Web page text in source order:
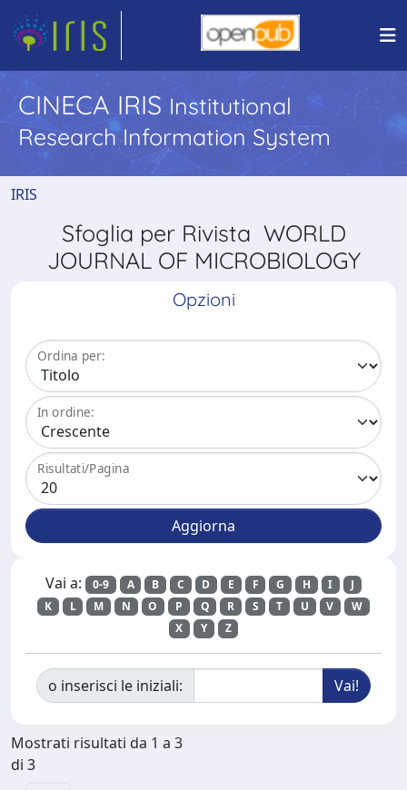
CINECA IRIS Institutional
Research Information System
IRIS
Sfoglia per Rivista WORLD
JOURNAL OF MICROBIOLOGY
Opzioni
Ordina per:
In ordine:
Risultati/Pagina
Vai a: 0-9 A B C D E F G H I
J
K
L M N O P Q R S T U V
W
X
Y Z
o inserisci le iniziali:
Mostrati risultati da 1 a 3
di 3